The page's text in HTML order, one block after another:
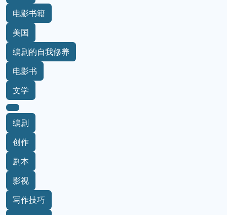
电影书籍
美国
编剧的自我修养
电影书
文学
编剧
创作
剧本
影视
写作技巧